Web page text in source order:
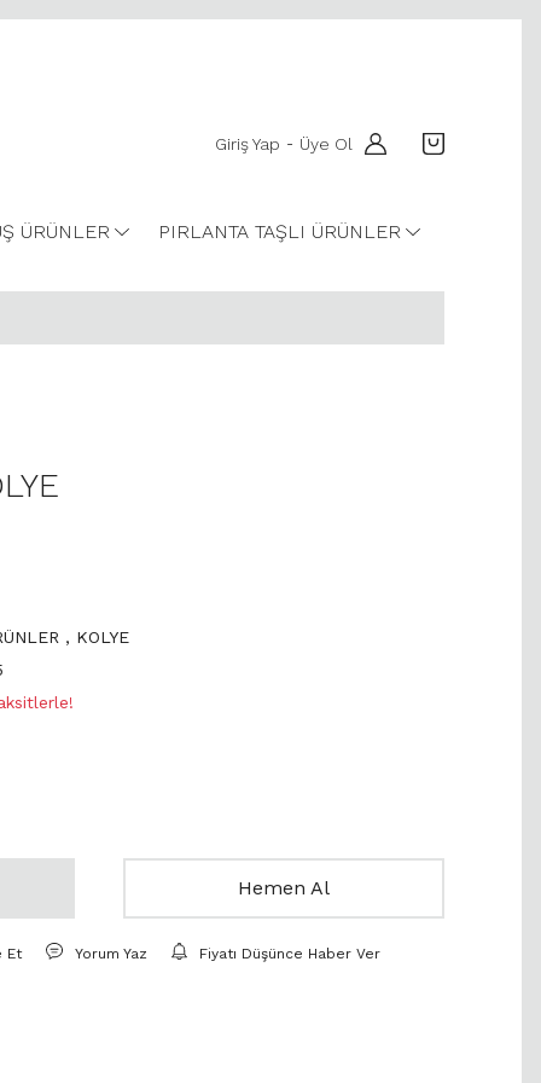
Giriş Yap - Üye Ol
ÜRÜNLER PIRLANTA TAŞLI ÜRÜNLER
, KOLYE
Hemen Al
Et Yorum Yaz Fiyatı Düşünce Haber Ver